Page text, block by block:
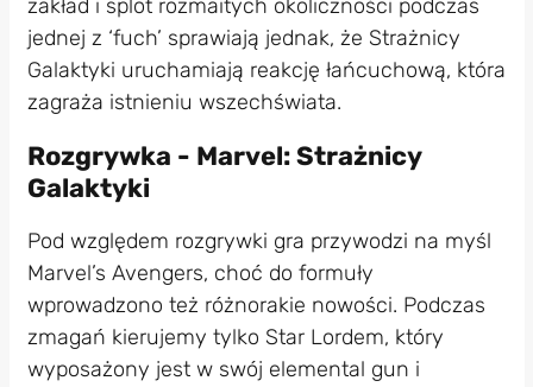
zakład i splot rozmaitych okoliczności podczas
jednej z ‘fuch’ sprawiają jednak, że Strażnicy
Galaktyki uruchamiają reakcję łańcuchową, która
zagraża istnieniu wszechświata.
Rozgrywka - Marvel: Strażnicy
Galaktyki
Pod względem rozgrywki gra przywodzi na myśl
Marvel’s Avengers, choć do formuły
wprowadzono też różnorakie nowości. Podczas
zmagań kierujemy tylko Star Lordem, który
wyposażony jest w swój elemental gun i